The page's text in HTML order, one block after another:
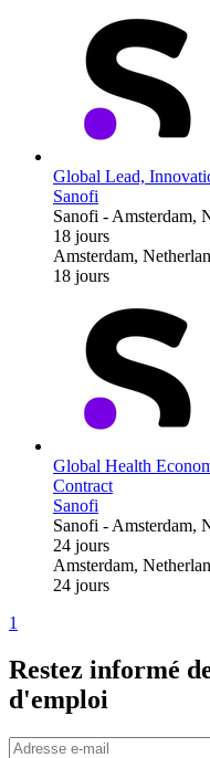
Global Lead,
Sanofi
Sanofi - Amsterdam,
18 jours
Amsterdam,
18 jours
Global Health
Contract
Sanofi
Sanofi - Amsterdam,
24 jours
Amsterdam,
24 jours
1
Restez informé
d'emploi